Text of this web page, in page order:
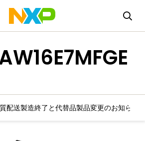
配送製造終了と代替品製品変更のお知らせ